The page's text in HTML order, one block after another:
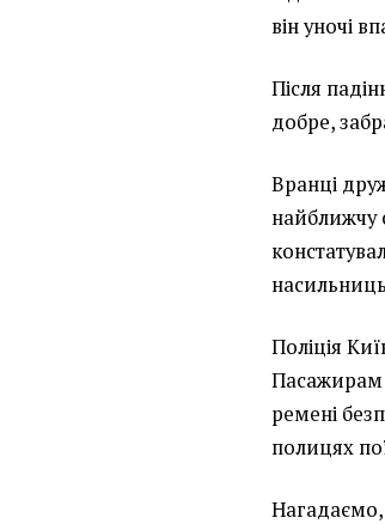
він уночі
Після
добре,
Вранці
найближчу
Поліція
Пасажирам
ремені
полицях
Нагадаємо,